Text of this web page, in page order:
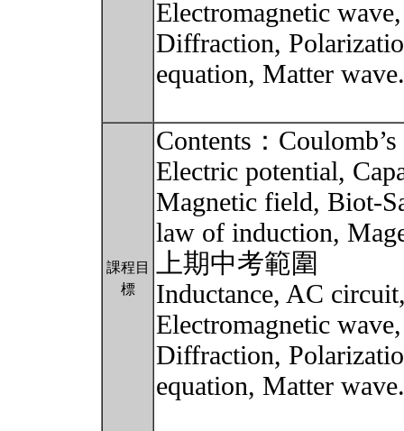
Electromagnetic
Diffraction,
equation, Matter
課程目
標
Contents：
Electric potential,
Magnetic field, Biot-
law of induction,
上期中考範圍
Inductance, AC
Electromagnetic
Diffraction,
equation, Matter